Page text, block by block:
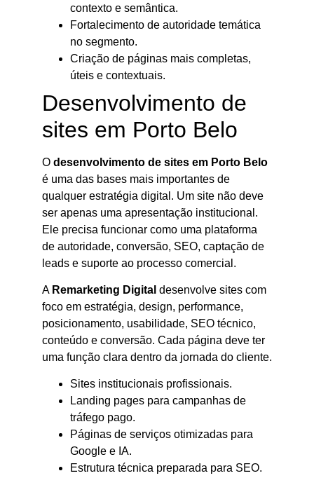
contexto e semântica.
Fortalecimento de autoridade temática
no segmento.
Criação de páginas mais completas,
úteis e contextuais.
Desenvolvimento de
sites em Porto Belo
O desenvolvimento de sites em Porto Belo
é uma das bases mais importantes de
qualquer estratégia digital. Um site não deve
ser apenas uma apresentação institucional.
Ele precisa funcionar como uma plataforma
de autoridade, conversão, SEO, captação de
leads e suporte ao processo comercial.
A Remarketing Digital desenvolve sites com
foco em estratégia, design, performance,
posicionamento, usabilidade, SEO técnico,
conteúdo e conversão. Cada página deve ter
uma função clara dentro da jornada do cliente.
Sites institucionais profissionais.
Landing pages para campanhas de
tráfego pago.
Páginas de serviços otimizadas para
Google e IA.
Estrutura técnica preparada para SEO.